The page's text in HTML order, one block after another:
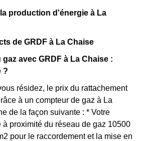
production d'énergie à La
de GRDF à La Chaise
avec GRDF à La Chaise :
?
résidez, le prix du rattachement
à un compteur de gaz à La
de la façon suivante : * Votre
à proximité du réseau de gaz 10500
pour le raccordement et la mise en